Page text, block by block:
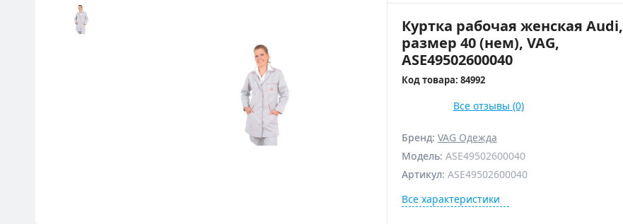
Куртка рабочая женская Audi,
размер 40 (нем), VAG,
ASE49502600040
Код товара: 84992
Все отзывы (0)
Бренд: VAG Одежда
Модель: ASE49502600040
Артикул: ASE49502600040
Все характеристики